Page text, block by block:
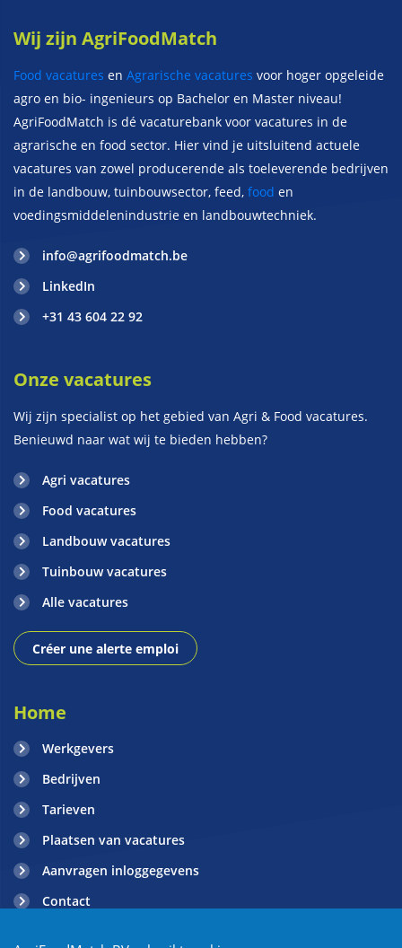
Wij zijn AgriFoodMatch
Food vacatures en Agrarische vacatures voor hoger opgeleide
agro en bio- ingenieurs op Bachelor en Master niveau!
AgriFoodMatch is dé vacaturebank voor vacatures in de
agrarische en food sector. Hier vind je uitsluitend actuele
vacatures van zowel producerende als toeleverende bedrijven
in de landbouw, tuinbouwsector, feed, food en
voedingsmiddelenindustrie en landbouwtechniek.
info@agrifoodmatch.be
LinkedIn
+31 43 604 22 92
Onze vacatures
Wij zijn specialist op het gebied van Agri & Food vacatures.
Benieuwd naar wat wij te bieden hebben?
Agri vacatures
Food vacatures
Landbouw vacatures
Tuinbouw vacatures
Alle vacatures
Créer une alerte emploi
Home
Werkgevers
Bedrijven
Tarieven
Plaatsen van vacatures
Aanvragen inloggegevens
Contact